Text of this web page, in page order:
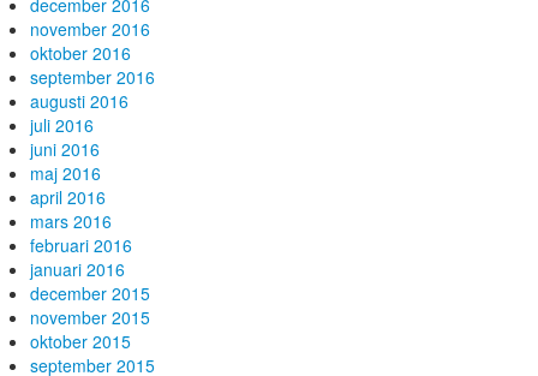
december 2016
november 2016
oktober 2016
september 2016
augusti 2016
juli 2016
juni 2016
maj 2016
april 2016
mars 2016
februari 2016
januari 2016
december 2015
november 2015
oktober 2015
september 2015